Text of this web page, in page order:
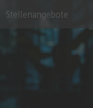
Stellenangebote